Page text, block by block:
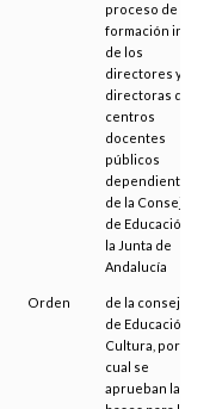
proceso de
formación inicial
de los
directores y las
directoras de los
centros
docentes
públicos
dependientes
de la Consejería
de Educación de
la Junta de
Andalucía
Orden
de la consejera
de Educación y
Cultura, por la
cual se
aprueban las